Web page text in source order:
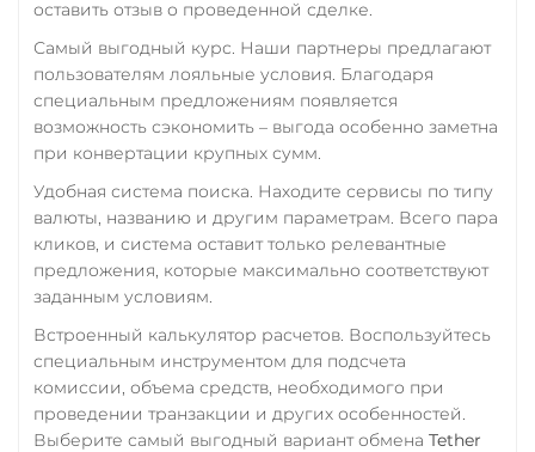
ERC20
TRUMP
Trust Wallet Token (TWT)
BEP20
ERC20
USD Coin (USDC)
STELLAR
NEAR
XLM
SUI
SONIC
Русский Стандарт RUB
Сбербанк
RUB KZT QR RUB
СБП RUB
Счет ИП/ООО
UAH RUB USD
CNY
CASH-IN RUB
QR RUB
УкрСиббанк UAH
оставить отзыв о проведенной сделке.
Самый выгодный курс. Наши партнеры предлагают
пользователям лояльные условия. Благодаря
специальным предложениям появляется
возможность сэкономить – выгода особенно заметна
при конвертации крупных сумм.
Удобная система поиска. Находите сервисы по типу
валюты, названию и другим параметрам. Всего пара
кликов, и система оставит только релевантные
предложения, которые максимально соответствуют
заданным условиям.
Встроенный калькулятор расчетов. Воспользуйтесь
специальным инструментом для подсчета
комиссии, объема средств, необходимого при
проведении транзакции и других особенностей.
Выберите самый выгодный вариант обмена Tether